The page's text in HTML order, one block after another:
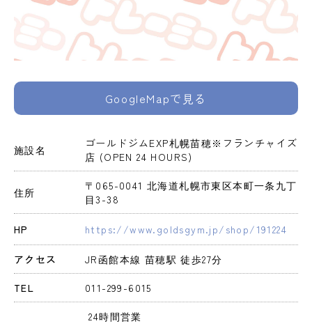
GoogleMapで見る
施設名
ゴールドジムEXP札幌苗穂※フランチャイズ
店 (OPEN 24 HOURS)
住所
〒065-0041 北海道札幌市東区本町一条九丁
目3-38
HP https://www.goldsgym.jp/shop/191224
アクセス JR函館本線 苗穂駅 徒歩27分
TEL 011-299-6015
24時間営業